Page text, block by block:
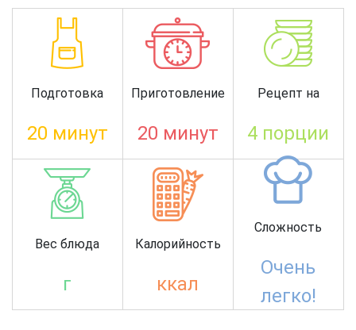
Подготовка
20 минут
Приготовление
20 минут
Рецепт на
4 порции
Вес блюда
г
Калорийность
ккал
Сложность
Очень
легко!